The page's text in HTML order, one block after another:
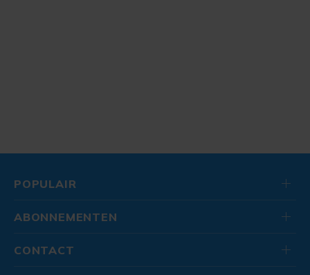
POPULAIR
ABONNEMENTEN
CONTACT